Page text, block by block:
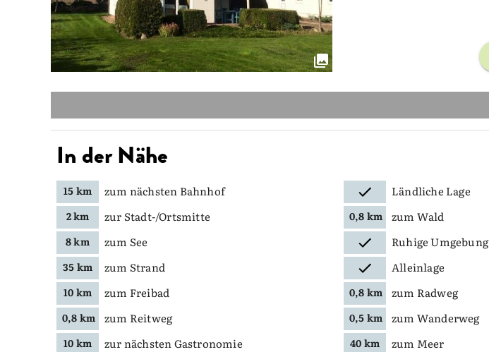
In der Nähe
15 km zum nächsten Bahnhof Ländliche Lage
2 km zur Stadt-/Ortsmitte 0,8 km zum Wald
8 km zum See Ruhige Umgebung
35 km zum Strand Alleinlage
10 km zum Freibad 0,8 km zum Radweg
0,8 km zum Reitweg 0,5 km zum Wanderweg
10 km zur nächsten Gastronomie 40 km zum Meer